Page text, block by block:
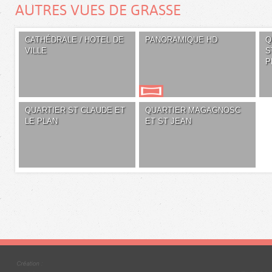
AUTRES VUES DE GRASSE
CATHÉDRALE / HOTEL DE
VILLE
PANORAMIQUE HD
QUARTIER ST CLAUDE ET
LE PLAN
QUARTIER MAGAGNOSC
ET ST JEAN